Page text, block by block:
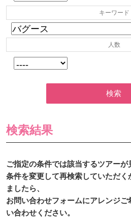
キーワード
人数
検索
検索結果
ご指定の条件では該当するツアーが
条件を変更して再検索していただ
ましたら、
お問い合わせフォームにアレンジ
い合わせください。